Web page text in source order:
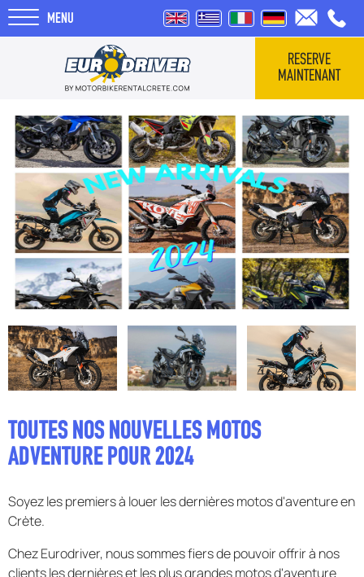
MENU
RESERVE
MAINTENANT
VÉHICULES
QUI SOMMES-NOUS
COMMENTAIRES
TOURS
BLOG
TOUTES NOS NOUVELLES MOTOS
ADVENTURE POUR 2024
Soyez les premiers à louer les dernières motos d'aventure en
Crète.
Chez Eurodriver, nous sommes fiers de pouvoir offrir à nos
clients les dernières et les plus grandes motos d'aventure